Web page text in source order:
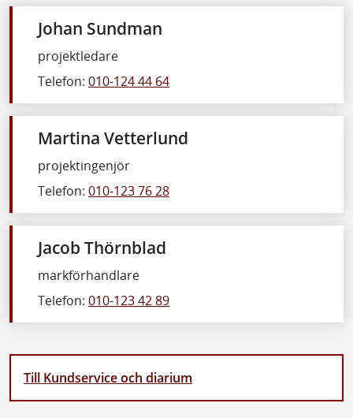
Johan Sundman
projektledare
Telefon: 010-124 44 64
Martina Vetterlund
projektingenjör
Telefon: 010-123 76 28
Jacob Thörnblad
markförhandlare
Telefon: 010-123 42 89
Till Kundservice och diarium